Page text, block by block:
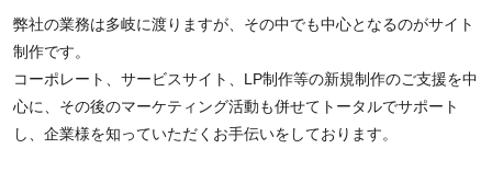
弊社の業務は多岐に渡りますが、その中でも中心となるのがサイト
制作です。
コーポレート、サービスサイト、LP制作等の新規制作のご支援を中
心に、その後のマーケティング活動も併せてトータルでサポート
し、企業様を知っていただくお手伝いをしております。